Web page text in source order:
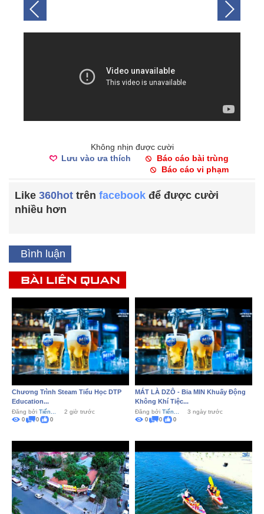
Không nhịn được cười
Lưu vào ưa thích
Báo cáo bài trùng
Báo cáo vi phạm
Like 360hot trên facebook để được cười
nhiều hơn
Bình luận
BÀI LIÊN QUAN
Chương Trình Steam Tiểu Học DTP
Education...
Đăng bởi Tiến... 2 giờ trước
0 0 0
MÁT LÀ DZÔ - Bia MIN Khuấy Động
Không Khí Tiệc...
Đăng bởi Tiến... 3 ngày trước
0 0 0